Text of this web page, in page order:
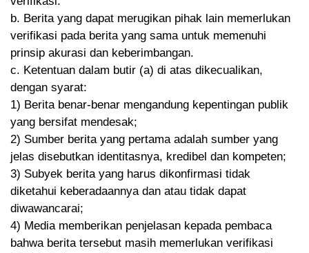
b. Berita yang dapat merugikan pihak lain memerlukan
verifikasi pada berita yang sama untuk memenuhi
prinsip akurasi dan keberimbangan.
c. Ketentuan dalam butir (a) di atas dikecualikan,
dengan syarat:
1) Berita benar-benar mengandung kepentingan publik
yang bersifat mendesak;
2) Sumber berita yang pertama adalah sumber yang
jelas disebutkan identitasnya, kredibel dan kompeten;
3) Subyek berita yang harus dikonfirmasi tidak
diketahui keberadaannya dan atau tidak dapat
diwawancarai;
4) Media memberikan penjelasan kepada pembaca
bahwa berita tersebut masih memerlukan verifikasi